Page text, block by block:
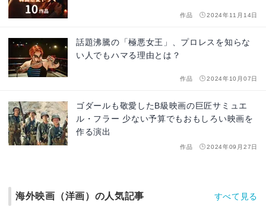
作品 2024年11月14日
話題沸騰の「極悪女王」、プロレスを知らな
い人でもハマる理由とは？
作品 2024年10月07日
ゴダールも敬愛したB級映画の巨匠サミュエ
ル・フラー 少ない予算でもおもしろい映画を
作る演出
作品 2024年09月27日
海外映画（洋画）の人気記事 すべて見る